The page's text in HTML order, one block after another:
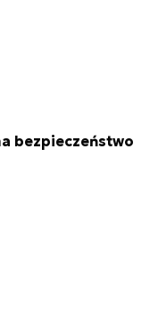
bezpieczeństwo